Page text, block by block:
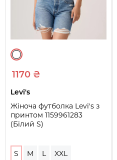
1170 ₴
Levi's
Жіноча футболка Levi's з
принтом 1159961283
(Білий S)
S M L XXL